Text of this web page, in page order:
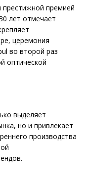
престижной премией
лет отмечает
церемония
во второй раз
оптической
выделяет
но и привлекает
производства